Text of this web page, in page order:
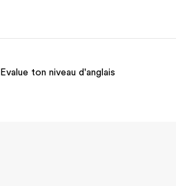
Evalue ton niveau d'anglais